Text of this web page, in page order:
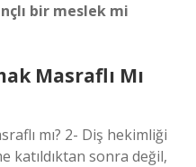
bir meslek mi
Masraflı Mı
mı? 2- Diş hekimliği
katıldıktan sonra değil,